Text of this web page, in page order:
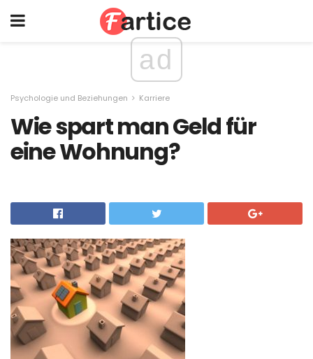
ad
Psychologie und Beziehungen Karriere
Wie spart man Geld für
eine Wohnung?